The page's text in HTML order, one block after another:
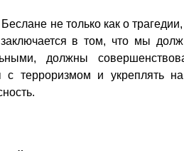
не только как о
в том, что мы
должны
терроризмом и укреплять